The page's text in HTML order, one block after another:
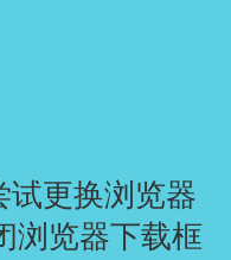
试更换浏览器
浏览器下载框